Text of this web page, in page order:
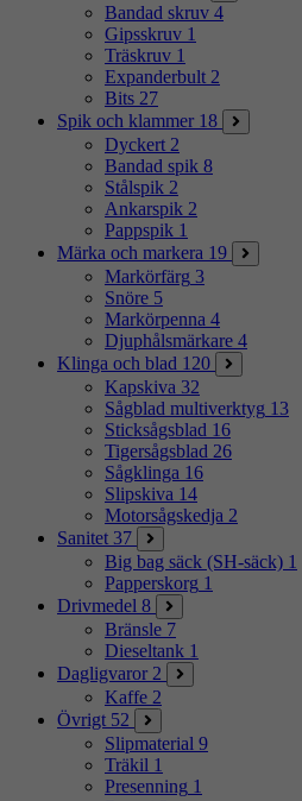
Bandad skruv 4
Gipsskruv 1
Träskruv 1
Expanderbult 2
Bits 27
Spik och klammer 18
Dyckert 2
Bandad spik 8
Stålspik 2
Ankarspik 2
Pappspik 1
Märka och markera 19
Markörfärg 3
Snöre 5
Markörpenna 4
Djuphålsmärkare 4
Klinga och blad 120
Kapskiva 32
Sågblad multiverktyg 13
Sticksågsblad 16
Tigersågsblad 26
Sågklinga 16
Slipskiva 14
Motorsågskedja 2
Sanitet 37
Big bag säck (SH-säck) 1
Papperskorg 1
Drivmedel 8
Bränsle 7
Dieseltank 1
Dagligvaror 2
Kaffe 2
Övrigt 52
Slipmaterial 9
Träkil 1
Presenning 1